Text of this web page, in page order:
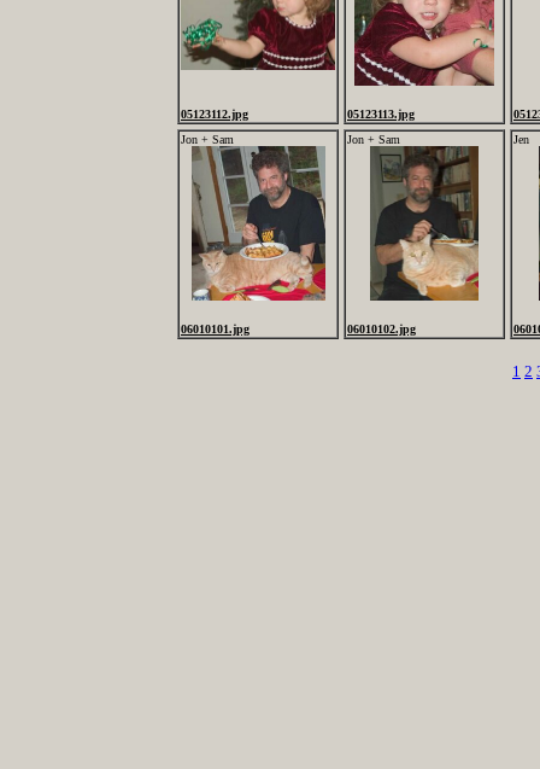
05123112.jpg 05123113.jpg
Jon + Sam
06010101.jpg
Jon + Sam
06010102.jpg
Jen
1 2